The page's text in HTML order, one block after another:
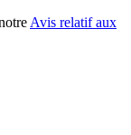
Avis relatif aux